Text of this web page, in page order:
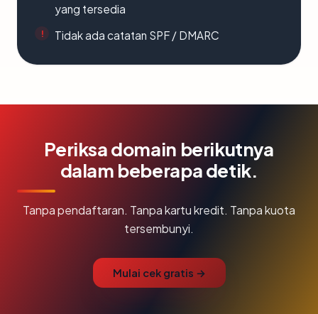
yang tersedia
Tidak ada catatan SPF / DMARC
Periksa domain berikutnya
dalam beberapa detik.
Tanpa pendaftaran. Tanpa kartu kredit. Tanpa kuota
tersembunyi.
Mulai cek gratis →